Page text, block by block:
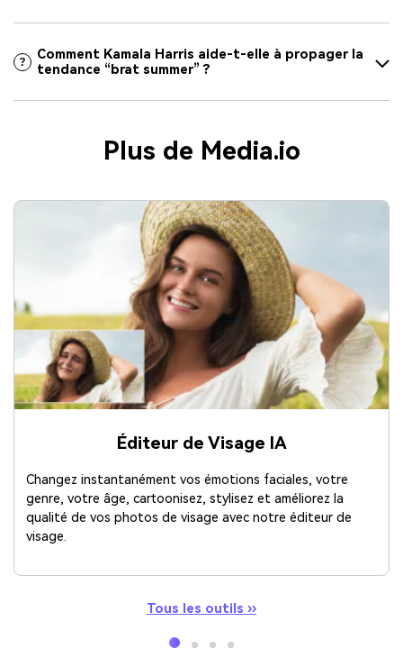
Comment Kamala Harris aide-t-elle à propager la
tendance “brat summer” ?
Plus de Media.io
Éditeur de Visage IA
Changez instantanément vos émotions faciales, votre
genre, votre âge, cartoonisez, stylisez et améliorez la
qualité de vos photos de visage avec notre éditeur de
visage.
Tous les outils ››